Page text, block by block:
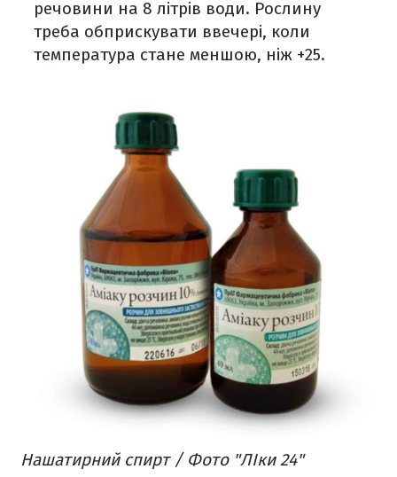
речовини на 8 літрів води. Рослину
треба обприскувати ввечері, коли
температура стане меншою, ніж +25.
Нашатирний спирт / Фото "ЛІки 24"